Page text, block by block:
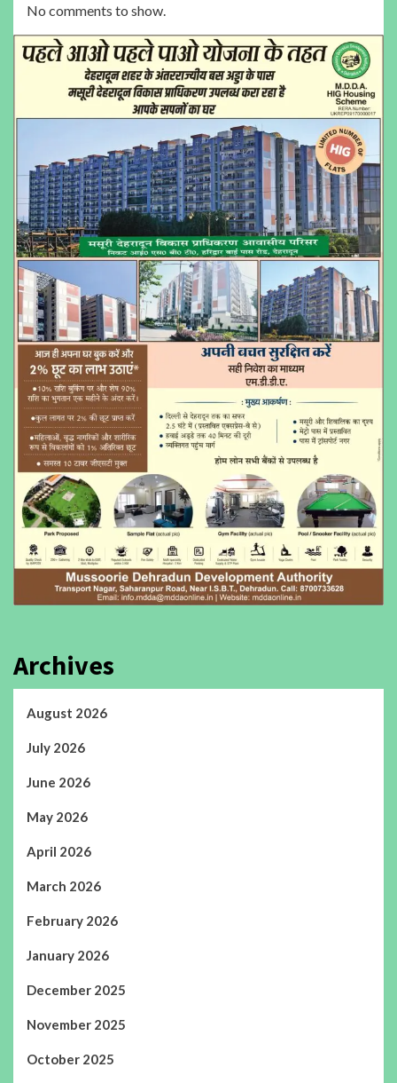
No comments to show.
Archives
August 2026
July 2026
June 2026
May 2026
April 2026
March 2026
February 2026
January 2026
December 2025
November 2025
October 2025